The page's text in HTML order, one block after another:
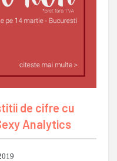
de cifre cu
Analytics